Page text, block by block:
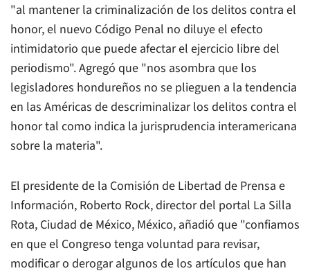
"al mantener la criminalización de los delitos contra el
honor, el nuevo Código Penal no diluye el efecto
intimidatorio que puede afectar el ejercicio libre del
periodismo". Agregó que "nos asombra que los
legisladores hondureños no se plieguen a la tendencia
en las Américas de descriminalizar los delitos contra el
honor tal como indica la jurisprudencia interamericana
sobre la materia".
El presidente de la Comisión de Libertad de Prensa e
Información, Roberto Rock, director del portal La Silla
Rota, Ciudad de México, México, añadió que "confiamos
en que el Congreso tenga voluntad para revisar,
modificar o derogar algunos de los artículos que han